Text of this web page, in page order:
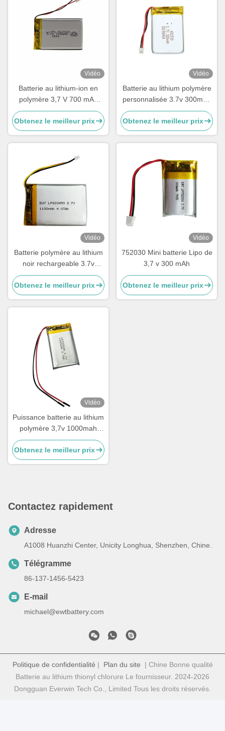
Vidéo
Batterie au lithium-ion en
polymère 3,7 V 700 mAh
LP423450
Obtenez le meilleur prix
Vidéo
Batterie au lithium polymère
personnalisée 3.7v 300mah
LiPo 402530
Obtenez le meilleur prix
Vidéo
Batterie polymère au lithium
noir rechargeable 3.7v
1100mah Lipo
Obtenez le meilleur prix
Vidéo
752030 Mini batterie Lipo de
3,7 v 300 mAh
Obtenez le meilleur prix
Vidéo
Puissance batterie au lithium
polymère 3,7v 1000mah
batterie LiPo 703048
Obtenez le meilleur prix
Contactez rapidement
Adresse
A1008 Huanzhi Center, Unicity Longhua, Shenzhen, Chine.
Télégramme
86-137-1456-5423
E-mail
michael@ewtbattery.com
Politique de confidentialité | Plan du site | Chine Bonne qualité
Batterie au lithium thionyl chlorure Le fournisseur. 2024-2026
Dongguan Everwin Tech Co., Limited Tous les droits réservés.